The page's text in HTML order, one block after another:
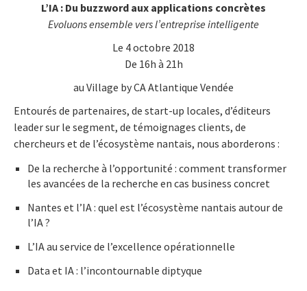
L’IA : Du buzzword aux applications concrètes
Evoluons ensemble vers l’entreprise intelligente
Le 4 octobre 2018
De 16h à 21h
au Village by CA Atlantique Vendée
Entourés de partenaires, de start-up locales, d’éditeurs
leader sur le segment, de témoignages clients, de
chercheurs et de l’écosystème nantais, nous aborderons :
De la recherche à l’opportunité : comment transformer
les avancées de la recherche en cas business concret
Nantes et l’IA : quel est l’écosystème nantais autour de
l’IA ?
L’IA au service de l’excellence opérationnelle
Data et IA : l’incontournable diptyque